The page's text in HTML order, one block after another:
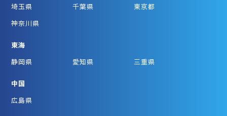
埼玉県
千葉県
東京都
神奈川県
東海
静岡県
愛知県 三重県
中国
広島県